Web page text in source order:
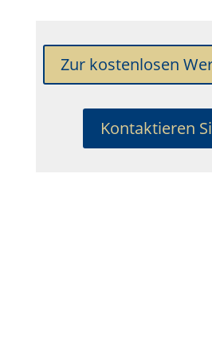
Zur kostenlosen
Kontaktieren